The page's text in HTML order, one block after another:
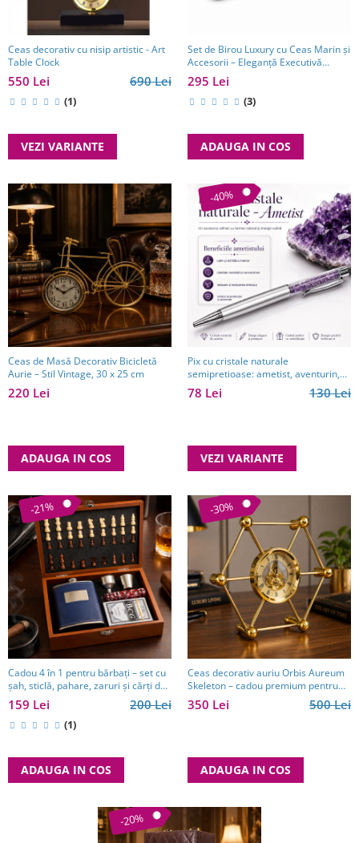
Ceas decorativ cu nisip artistic - Art
Table Clock
690 Lei
550 Lei
(1)
VEZI VARIANTE
Set de Birou Luxury cu Ceas Marin și
Accesorii – Eleganță Executivă
pentru Manageri
295 Lei
(3)
ADAUGA IN COS
Ceas de Masă Decorativ Bicicletă
Aurie – Stil Vintage, 30 x 25 cm
220 Lei
ADAUGA IN COS
-40%
Pix cu cristale naturale
semipretioase: ametist, aventurin,
lapis lazuli, ochi de tigru, citrin și
cuarț roz
130 Lei
78 Lei
VEZI VARIANTE
-21%
Cadou 4 în 1 pentru bărbați – set cu
șah, sticlă, pahare, zaruri și cărți de
joc
200 Lei
159 Lei
(1)
ADAUGA IN COS
-30%
Ceas decorativ auriu Orbis Aureum
Skeleton – cadou premium pentru
bărbați eleganți
500 Lei
350 Lei
ADAUGA IN COS
-20%